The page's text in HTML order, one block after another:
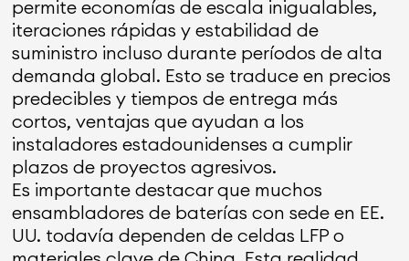
permite economías de escala inigualables,
iteraciones rápidas y estabilidad de
suministro incluso durante períodos de alta
demanda global. Esto se traduce en precios
predecibles y tiempos de entrega más
cortos, ventajas que ayudan a los
instaladores estadounidenses a cumplir
plazos de proyectos agresivos.
Es importante destacar que muchos
ensambladores de baterías con sede en EE.
UU. todavía dependen de celdas LFP o